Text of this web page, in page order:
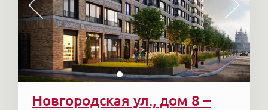
Новгородская ул., дом 8 –